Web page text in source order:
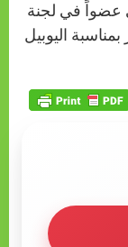
عضواً في لجنة
اليوبيل